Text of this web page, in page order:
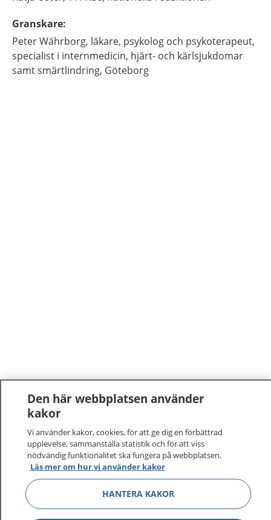
Granskare:
PeterWährborg, läkare, psykolog och psykoterapeut,
specialist i internmedicin, hjärt- och kärlsjukdomar
samt smärtlindring, Göteborg
1177 –tryggt om din hälsa och vård
På 1177.se får du råd om hälsa och information om
sjukdomar och vilka mottagningar du kan kontakta.
Logga in för att läsa din journal och göra dina
vårdärenden. Ring telefonnummer 1177 för
sjukvårdsrådgivning dygnet runt.
Den här webbplatsen använder
kakor
Vi använder kakor, cookies, för att ge dig en förbättrad
upplevelse, sammanställa statistik och för att viss
nödvändig funktionalitet ska fungera på webbplatsen.
Läs mer om hur vi använder kakor
HANTERA KAKOR